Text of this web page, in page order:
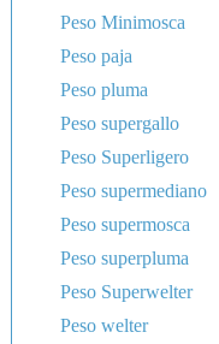
Peso Minimosca
Peso paja
Peso pluma
Peso supergallo
Peso Superligero
Peso supermediano
Peso supermosca
Peso superpluma
Peso Superwelter
Peso welter